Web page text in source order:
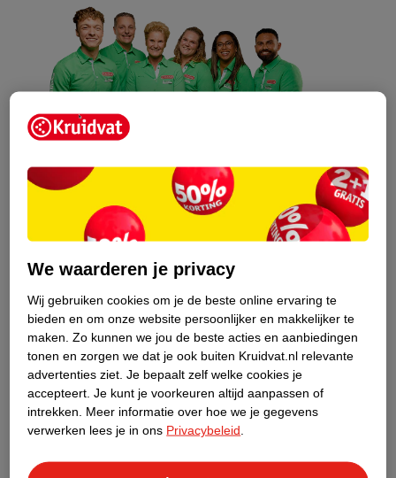
Kruidvat is een erkend specialist in
zelfzorg, ook online. Wat je
gezondheidsvraag ook is, stel hem aan
Stel je gezondheidsvraag
Ook in deze winkel
Kruidvat.nl ophaalpunt
Laat je bestelling snel en gemakkelijk bezorgen in de
We waarderen je privacy
Wij gebruiken cookies om je de beste online ervaring te
bieden en om onze website persoonlijker en makkelijker te
maken. Zo kunnen we jou de beste acties en aanbiedingen
tonen en zorgen we dat je ook buiten Kruidvat.nl relevante
advertenties ziet. Je bepaalt zelf welke cookies je
accepteert. Je kunt je voorkeuren altijd aanpassen of
intrekken.
Meer informatie over hoe we je gegevens
verwerken lees je in ons Privacybeleid